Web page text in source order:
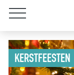
KERSTFEESTEN